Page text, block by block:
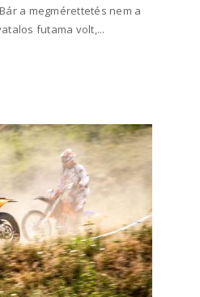
a megmérettetés nem a
futama volt,...